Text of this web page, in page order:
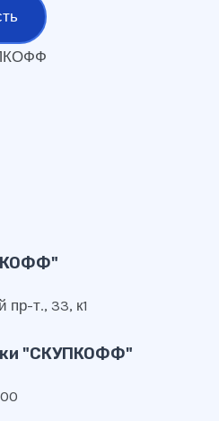
пр-т., 33, к1
"СКУПКОФФ"